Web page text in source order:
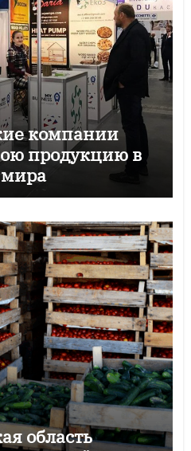
компании
продукцию в
мира
область